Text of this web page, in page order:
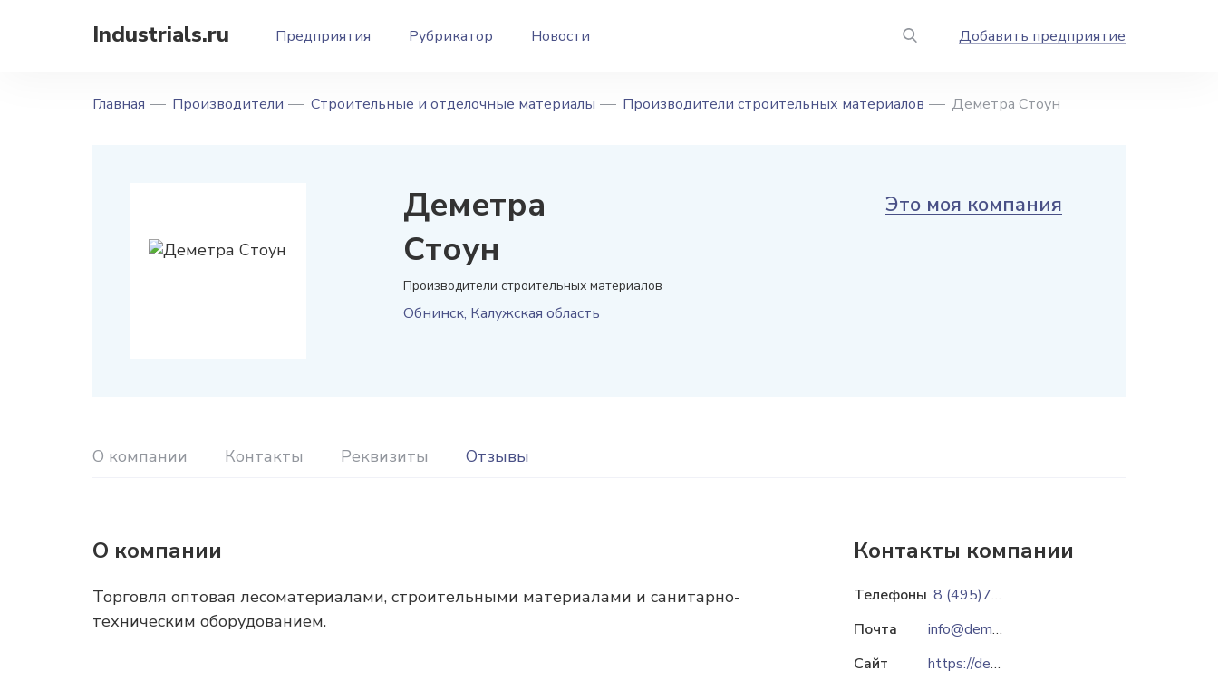
Industrials.ru Предприятия Рубрикатор Новости Добавить предприятие
Главная Производители Строительные и отделочные материалы Производители строительных материалов Деметра Стоун
Деметра
Стоун
Производители строительных материалов
Обнинск, Калужская область
Это моя компания
О компании Контакты Реквизиты Отзывы
О компании
Торговля оптовая лесоматериалами, строительными материалами и санитарно-
техническим оборудованием.
Контакты компании
Телефоны 8 (495)769-92-23
Почта
info@demetra-stone.ru
Сайт
https://demetra-stone.ru